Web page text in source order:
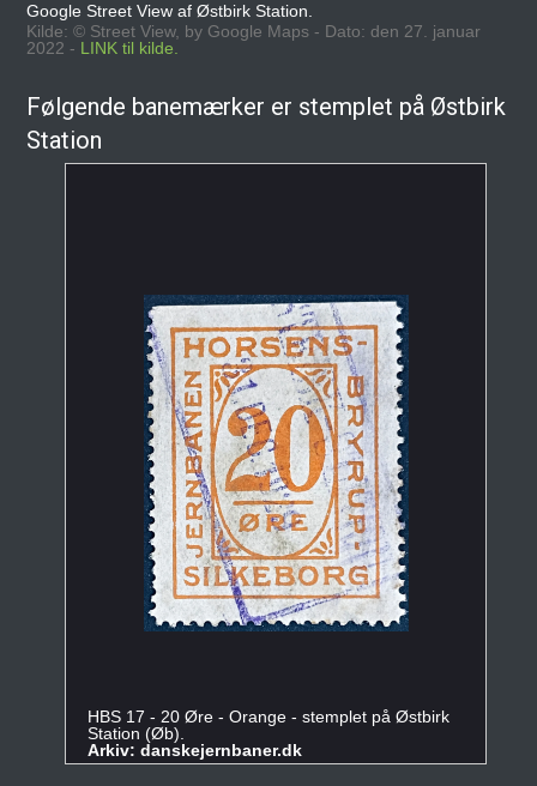
Google Street View af Østbirk Station.
Kilde: © Street View, by Google Maps - Dato: den 27. januar
2022 - LINK til kilde.
Følgende banemærker er stemplet på Østbirk
Station
HBS 17 - 20 Øre - Orange - stemplet på Østbirk
Station (Øb).
Arkiv: danskejernbaner.dk